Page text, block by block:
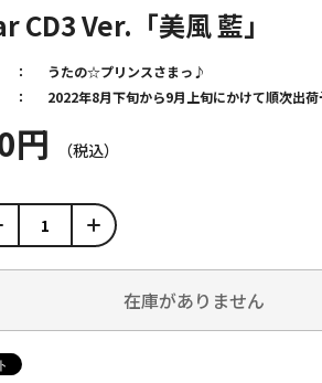
CD3 Ver.「美風 藍」
円
うたの☆プリンスさまっ♪
2022年8月下旬から9月上旬にかけて順次出荷
在庫がありません